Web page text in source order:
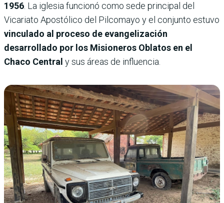
1956 . La iglesia funcionó como sede principal del
Vicariato Apostólico del Pilcomayo y el conjunto estuvo
vinculado al proceso de evangelización
desarrollado por los Misioneros Oblatos en el
Chaco Central y sus áreas de influencia.